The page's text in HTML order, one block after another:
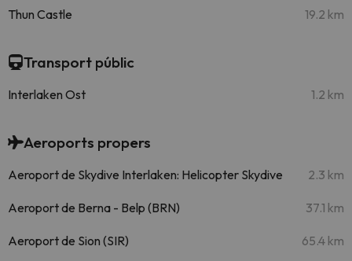
Thun Castle 19.2 km
Transport públic
Interlaken Ost 1.2 km
Aeroports propers
Aeroport de Skydive Interlaken: Helicopter Skydive 2.3 km
Aeroport de Berna - Belp (BRN) 37.1 km
Aeroport de Sion (SIR) 65.4 km